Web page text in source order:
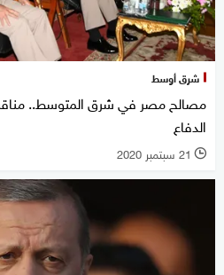
شرق أوسط
مصالح مصر في شرق المتوسط..
الدفاع
l 21 سبتمبر 2020